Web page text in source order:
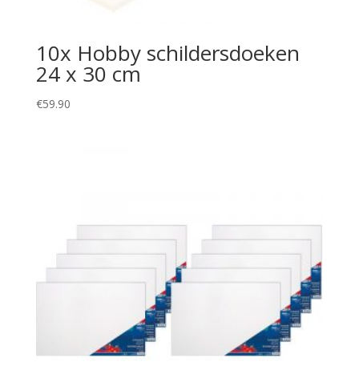
10x Hobby schildersdoeken
24 x 30 cm
€59.90